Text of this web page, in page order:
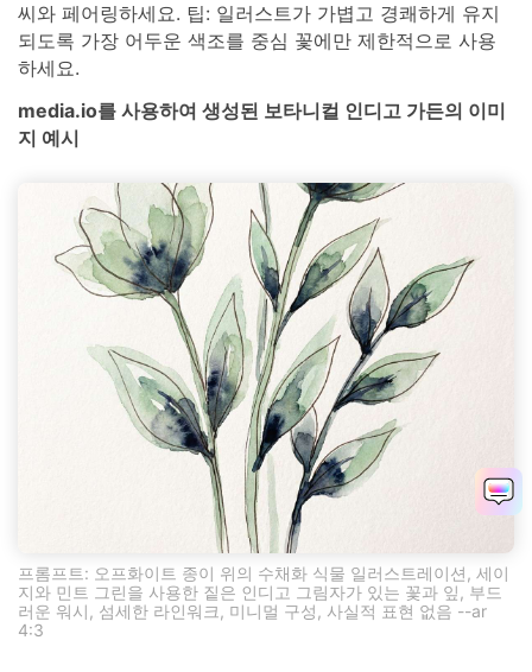
씨와 페어링하세요. 팁: 일러스트가 가볍고 경쾌하게 유지
되도록 가장 어두운 색조를 중심 꽃에만 제한적으로 사용
하세요.
media.io를 사용하여 생성된 보타니컬 인디고 가든의 이미
지 예시
프롬프트: 오프화이트 종이 위의 수채화 식물 일러스트레이션, 세이
지와 민트 그린을 사용한 짙은 인디고 그림자가 있는 꽃과 잎, 부드
러운 워시, 섬세한 라인워크, 미니멀 구성, 사실적 표현 없음 --ar
4:3